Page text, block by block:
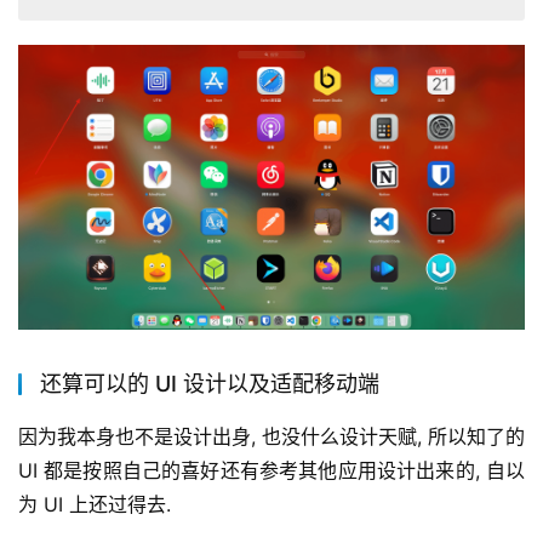
还算可以的 UI 设计以及适配移动端
因为我本身也不是设计出身, 也没什么设计天赋, 所以知了的
UI 都是按照自己的喜好还有参考其他应用设计出来的, 自以
为 UI 上还过得去.